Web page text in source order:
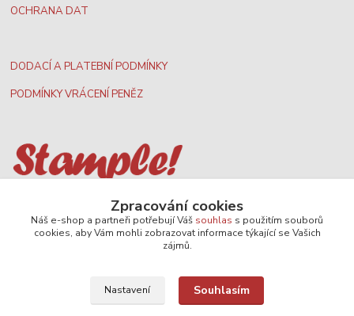
OCHRANA DAT
DODACÍ A PLATEBNÍ PODMÍNKY
PODMÍNKY VRÁCENÍ PENĚZ
Zpracování cookies
Náš e-shop a partneři potřebují Váš souhlas s použitím souborů
cookies, aby Vám mohli zobrazovat informace týkající se Vašich
zájmů.
Nastavení Souhlasím